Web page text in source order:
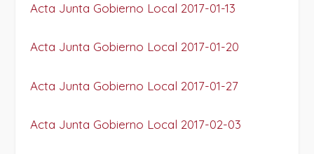
Acta Junta Gobierno Local 2017-01-13
Acta Junta Gobierno Local 2017-01-20
Acta Junta Gobierno Local 2017-01-27
Acta Junta Gobierno Local 2017-02-03